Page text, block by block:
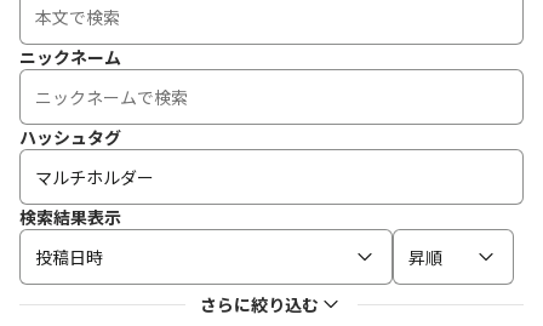
ニックネーム
ハッシュタグ
検索結果表示
投稿日時
昇順
さらに絞り込む